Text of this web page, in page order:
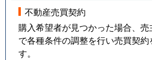
不動産売買契約
購入希望者が見つかった場合、売
で各種条件の調整を行い売買契約
す。